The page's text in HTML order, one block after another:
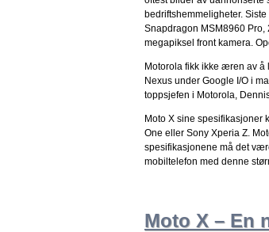
bedriftshemmeligheter.
Snapdragon MSM8960 Pro,
megapiksel front kamera.
Motorola fikk ikke æren av å
Nexus under Google I/O i
toppsjefen i Motorola,
Moto X sine spesifikasjoner
One eller Sony Xperia Z.
spesifikasjonene må det
mobiltelefon med denne
Moto X – En